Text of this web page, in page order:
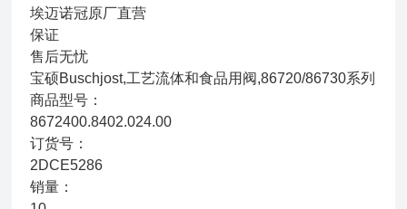
埃迈诺冠原厂直营
保证
售后无忧
宝硕Buschjost,工艺流体和食品用阀,86720/86730系列
商品型号：
8672400.8402.024.00
订货号：
2DCE5286
销量：